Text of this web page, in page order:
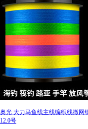
奥光 大力马鱼线主线编织线撒网
12.0号